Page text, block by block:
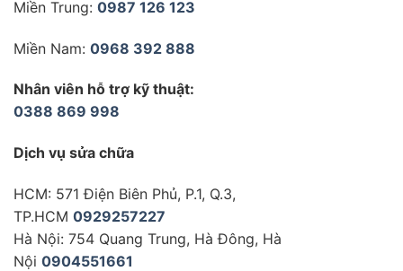
Miền Trung: 0987 126 123
Miền Nam: 0968 392 888
Nhân viên hỗ trợ kỹ thuật:
0388 869 998
Dịch vụ sửa chữa
HCM: 571 Điện Biên Phủ, P.1, Q.3,
TP.HCM 0929257227
Hà Nội: 754 Quang Trung, Hà Đông, Hà
Nội 0904551661